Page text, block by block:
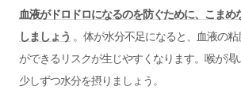
血液がドロドロになるのを防ぐために、こまめ
しましょう 。体が水分不足になると、血液の
ができるリスクが生じやすくなります。喉が渇
少しずつ水分を摂りましょう。